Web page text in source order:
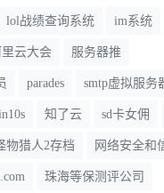
lol战绩查询系统 im系统
里云大会 服务器推
parades smtp虚拟服务
知了云 sd卡女佣
物猎人2存档 网络安全和
珠海等保测评公司